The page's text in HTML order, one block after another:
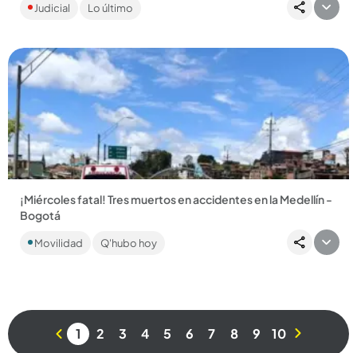
familiares tuvieron que recoger donaciones para el
Judicial Lo último
Compartir Noticia
¡Miércoles fatal! Tres muertos en accidentes en la Medellín -
Bogotá
Se presentaron tres siniestros en la vía nacional a la altura de
Guarne, Cocorná y Marinilla. Dos motociclistas y un peatón...
Movilidad Q'hubo hoy
1 2 3 4 5 6 7 8 9 10